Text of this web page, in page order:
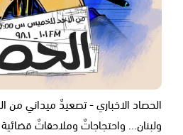
الحصاد الاخباري - تصعيدٌ ميداني من
ولبنان... واحتجاجاتٌ وملاحقاتٌ قضائية -